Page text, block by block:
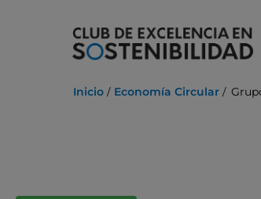
Inicio Economía Circular